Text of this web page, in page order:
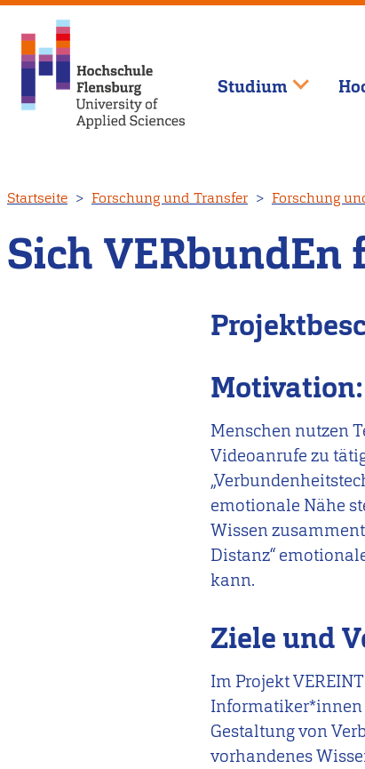
zum
Inhalt
Studium
Startseite Forschung und Transfer Forschung
Sich
Motivation:
Menschen nutzen
Videoanrufe zu
emotionale Nähe
Wissen
Distanz“
kann.
Ziele und
Im Projekt
Informatiker*innen
Gestaltung von
vorhandenes